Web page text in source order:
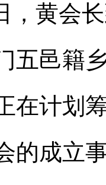
，黄会
五邑籍
在计划
的成立